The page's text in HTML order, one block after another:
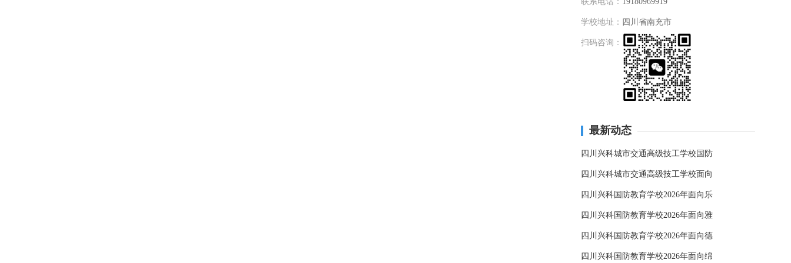
学校地址： 四川省南充市
扫码咨询：
最新动态
四川兴科城市交通高级技工学校国防
四川兴科城市交通高级技工学校面向
四川兴科国防教育学校2026年面向乐
四川兴科国防教育学校2026年面向雅
四川兴科国防教育学校2026年面向德
四川兴科国防教育学校2026年面向绵